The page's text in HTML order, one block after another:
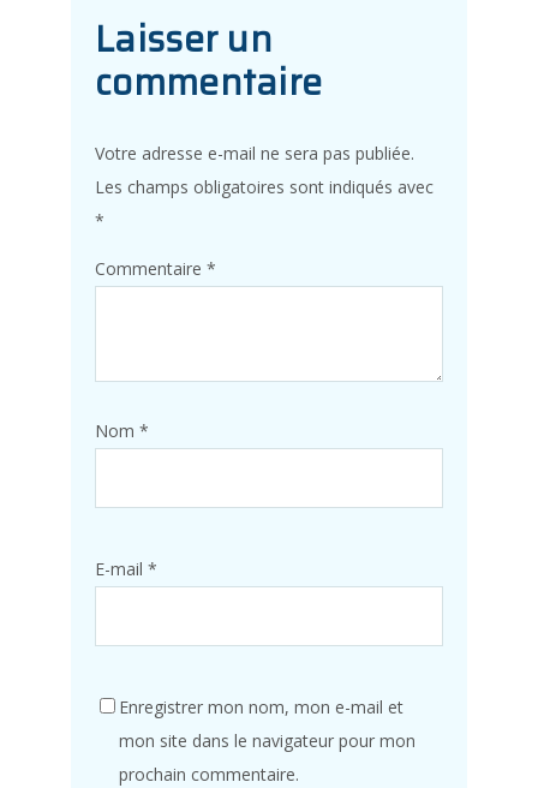
Laisser un
commentaire
Votre adresse e-mail ne sera pas publiée.
Les champs obligatoires sont indiqués avec
*
Commentaire *
Nom *
E-mail *
Enregistrer mon nom, mon e-mail et
mon site dans le navigateur pour mon
prochain commentaire.